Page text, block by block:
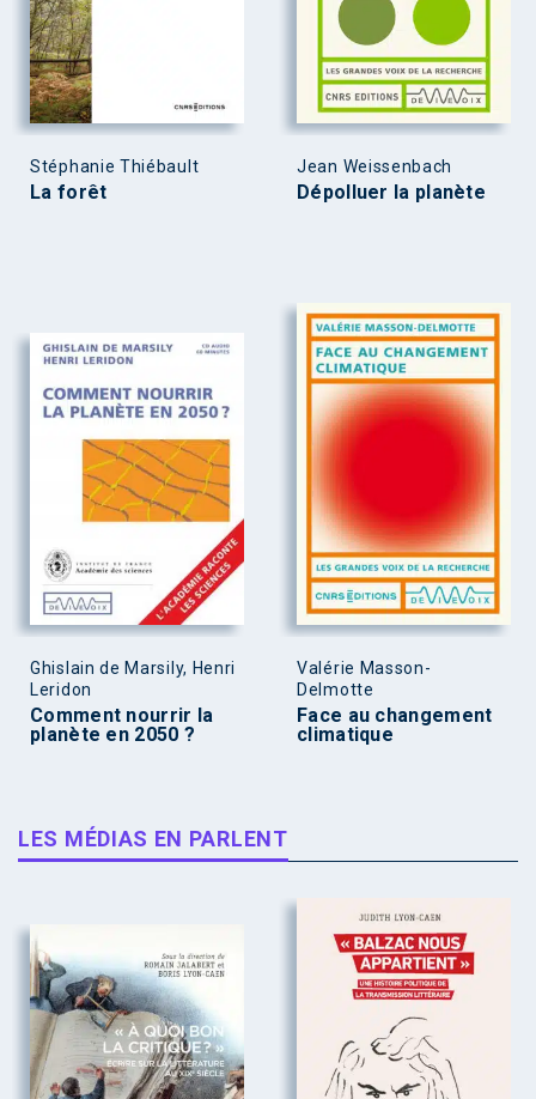
Stéphanie Thiébault
La forêt
Jean Weissenbach
Dépolluer la planète
Ghislain de Marsily, Henri
Leridon
Comment nourrir la
planète en 2050 ?
Valérie Masson-
Delmotte
Face au changement
climatique
LES MÉDIAS EN PARLENT